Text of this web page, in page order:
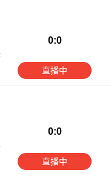
0:0
直播中
0:0
直播中